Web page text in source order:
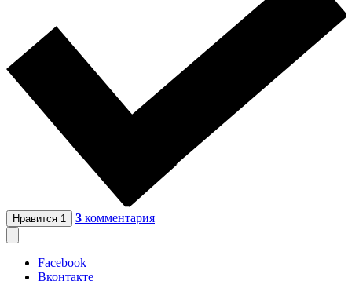
Нравится 1 3 комментария
Facebook
Вконтакте